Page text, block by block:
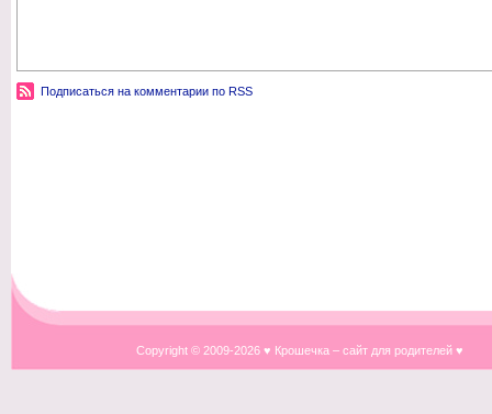
Подписаться на комментарии по RSS
Copyright © 2009-2026 ♥ Крошечка – сайт для родителей ♥